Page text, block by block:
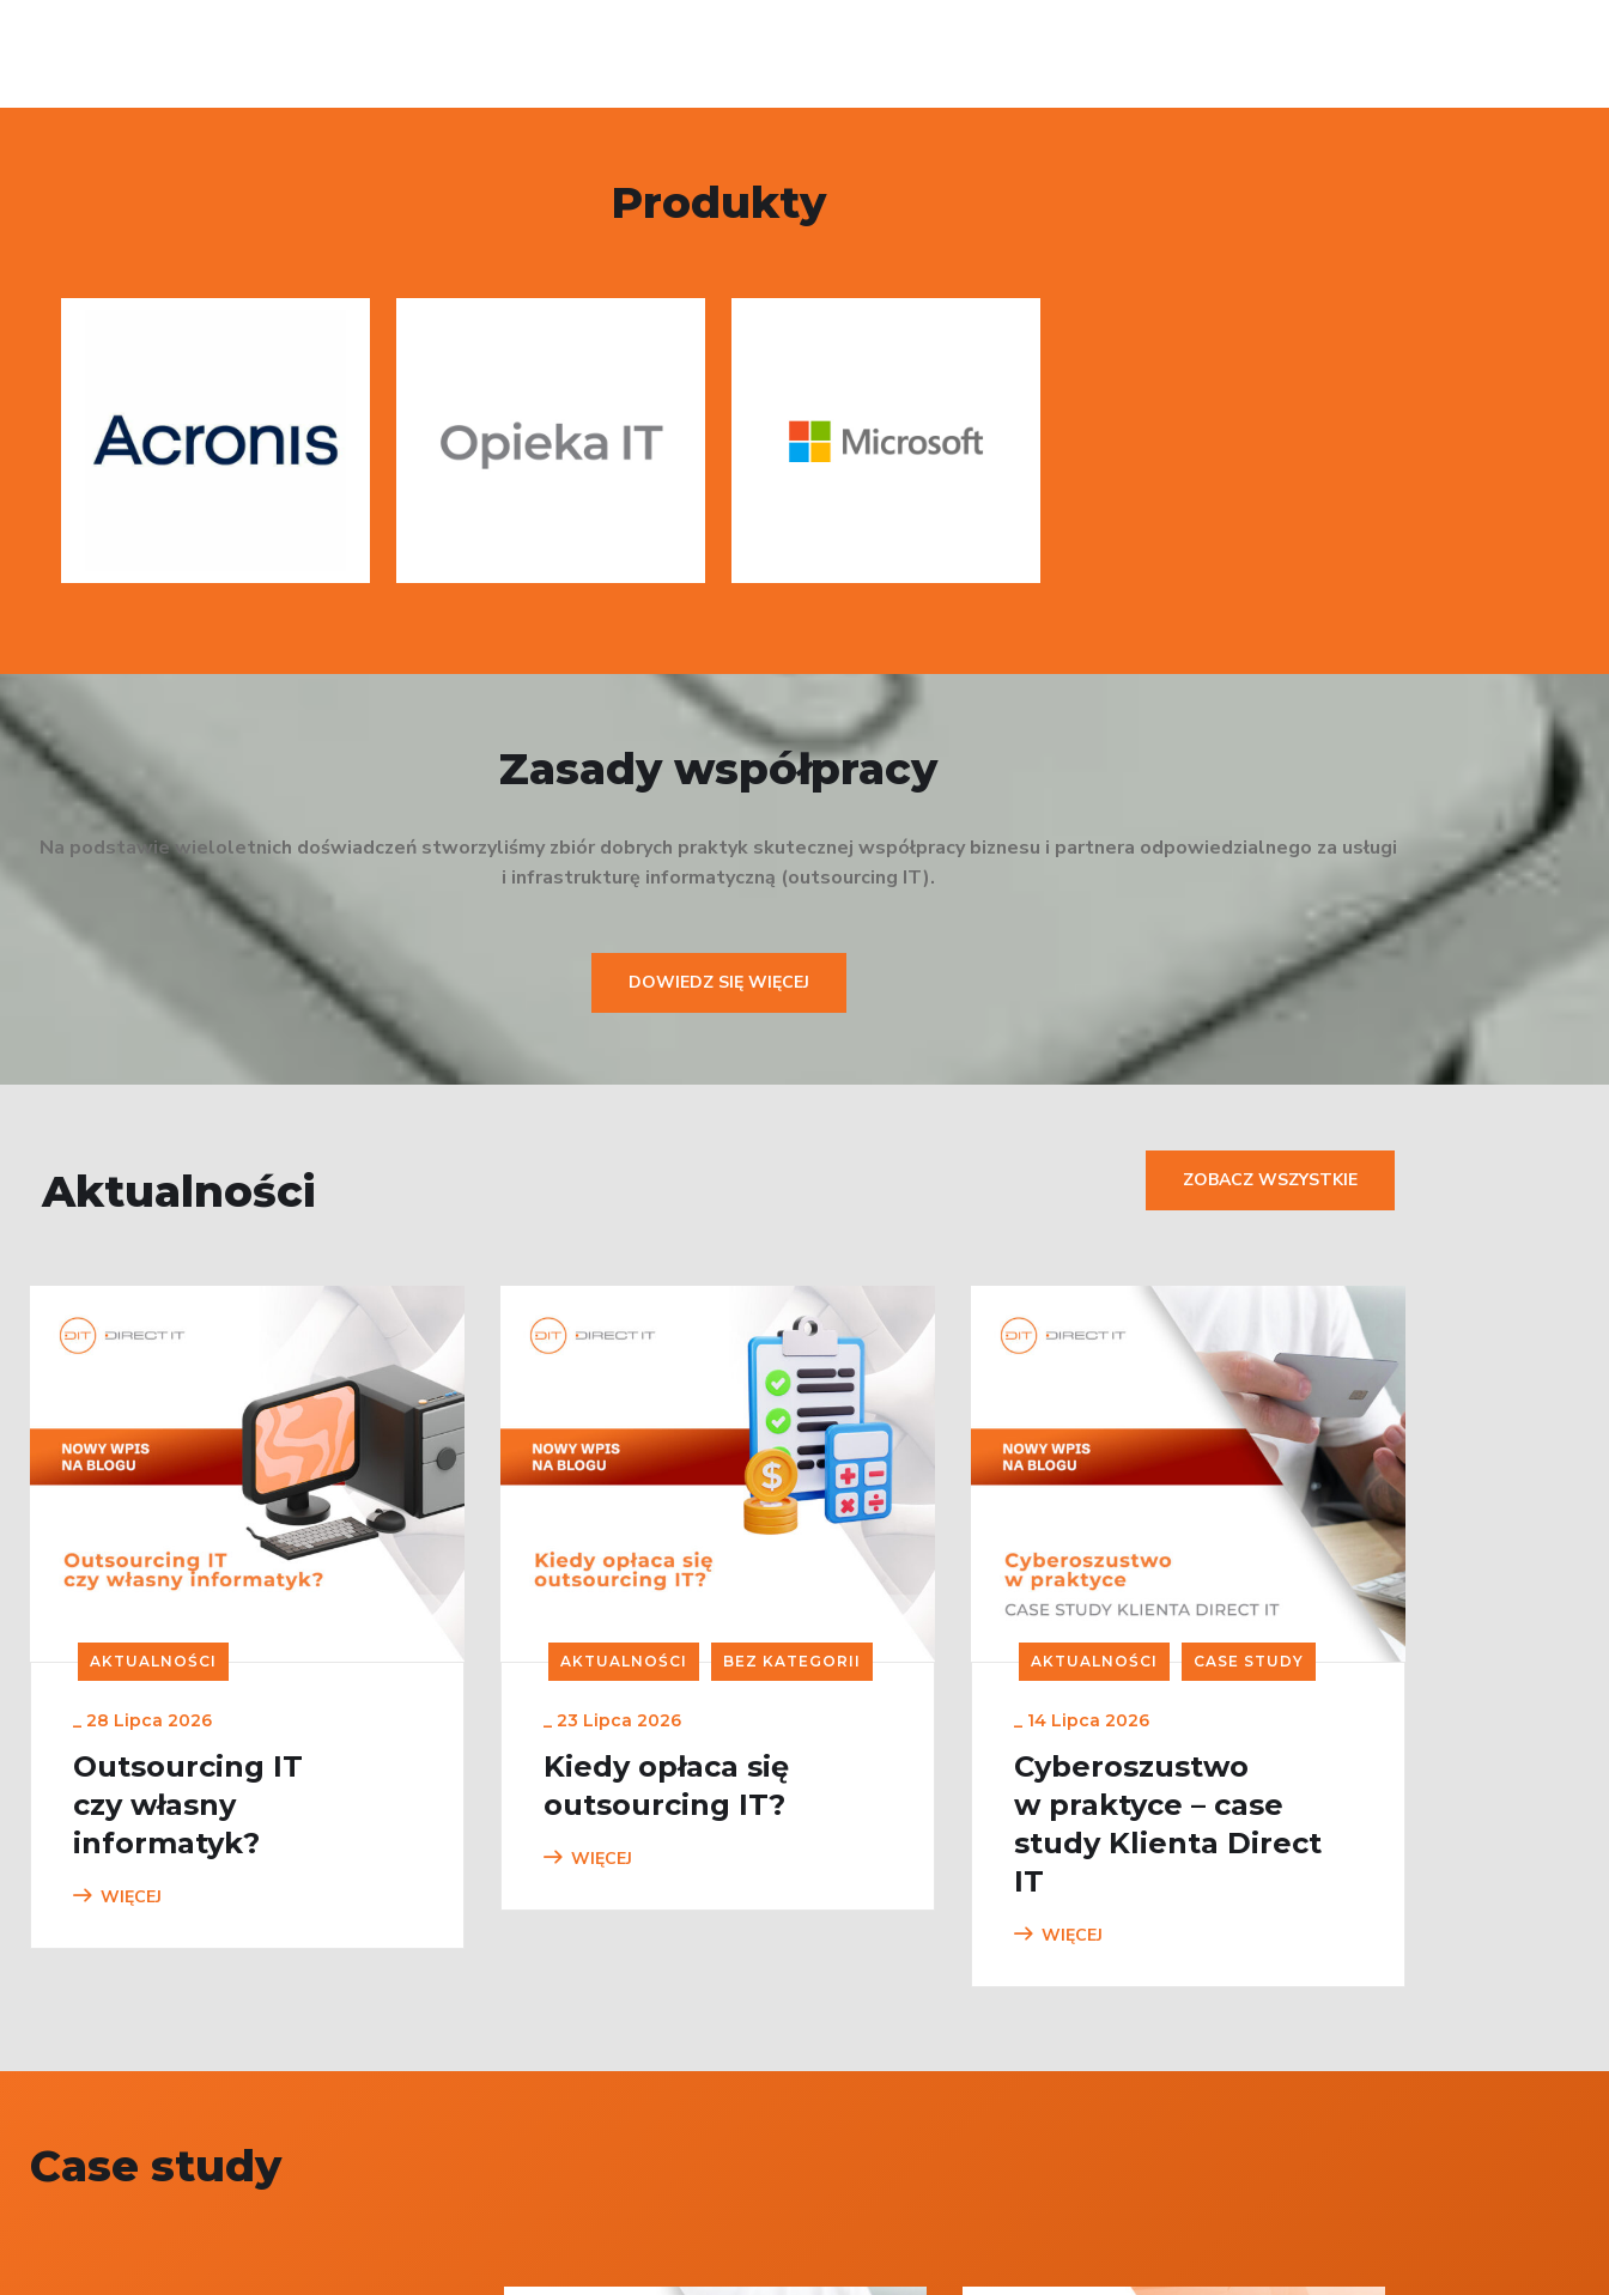
Produkty
Zasady współpracy
Na podstawie wieloletnich doświadczeń stworzyliśmy zbiór dobrych praktyk skutecznej współpracy biznesu i partnera odpowiedzialnego za usługi
i infrastrukturę informatyczną (outsourcing IT).
DOWIEDZ SIĘ WIĘCEJ
Aktualności ZOBACZ WSZYSTKIE
AKTUALNOŚCI
_ 28 Lipca 2026
Outsourcing IT
czy własny
informatyk?
WIĘCEJ
AKTUALNOŚCI BEZ KATEGORII
_ 23 Lipca 2026
Kiedy opłaca się
outsourcing IT?
WIĘCEJ
AKTUALNOŚCI CASE STUDY
_ 14 Lipca 2026
Cyberoszustwo
w praktyce – case
study Klienta Direct
IT
WIĘCEJ
Case study